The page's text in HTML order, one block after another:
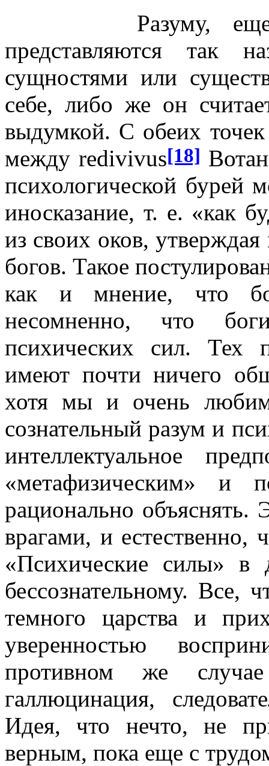
Разуму, еще по-
представляются так
сущностями или
себе, либо же он
выдумкой. С обеих точек
между redivivus[18]
психологической бурей
иносказание, т. е. «как
из своих оков,
богов. Такое
как и мнение, что
несомненно, что
психических сил. Тех
имеют почти ничего
хотя мы и очень любим
сознательный разум и
интеллектуальное
«метафизическим» и
рационально объяснять.
врагами, и естественно,
«Психические силы» в
бессознательному. Все,
темного царства и
уверенностью
противном же
галлюцинация,
Идея, что нечто, не
верным, пока еще с